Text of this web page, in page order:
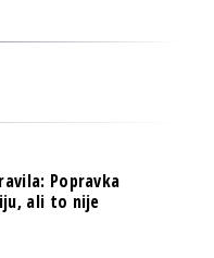
Popravka
ali to nije